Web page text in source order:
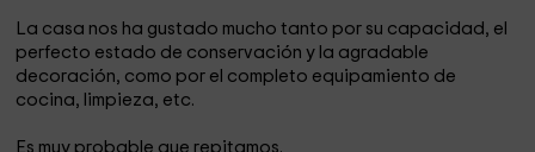
La casa nos ha gustado mucho tanto por su capacidad, el
perfecto estado de conservación y la agradable
decoración, como por el completo equipamiento de
cocina, limpieza, etc.
Es muy probable que repitamos.